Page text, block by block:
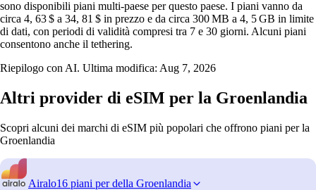
sono disponibili piani multi‑paese per questo paese. I piani vanno da
circa 4, 63 $ a 34, 81 $ in prezzo e da circa 300 MB a 4, 5 GB in limite
di dati, con periodi di validità compresi tra 7 e 30 giorni. Alcuni piani
consentono anche il tethering.
Riepilogo con AI. Ultima modifica: Aug 7, 2026
Altri provider di eSIM per la Groenlandia
Scopri alcuni dei marchi di eSIM più popolari che offrono piani per la
Groenlandia
Airalo16 piani per della Groenlandia